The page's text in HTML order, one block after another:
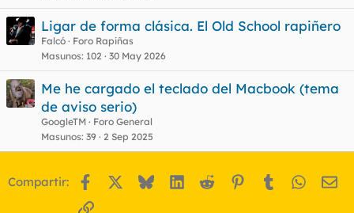
Ligar de forma clásica. El Old School rapiñero
Falcó
Foro Rapiñas
Masunos 102 30 May 2026
Me he cargado el teclado del Macbook (tema
de aviso serio)
GoogleTM
Foro General
Masunos 39 2 Sep 2025
Compartir: Facebook BlueskyLinkedIn
Reddit Pinterest
Tumblr
Enlace